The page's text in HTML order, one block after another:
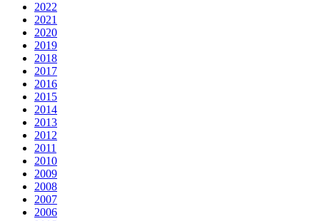
2022
2021
2020
2019
2018
2017
2016
2015
2014
2013
2012
2011
2010
2009
2008
2007
2006